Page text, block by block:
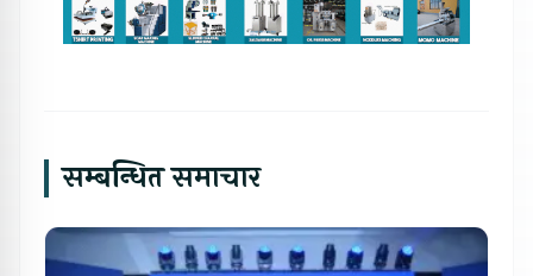
सम्बन्धित समाचार